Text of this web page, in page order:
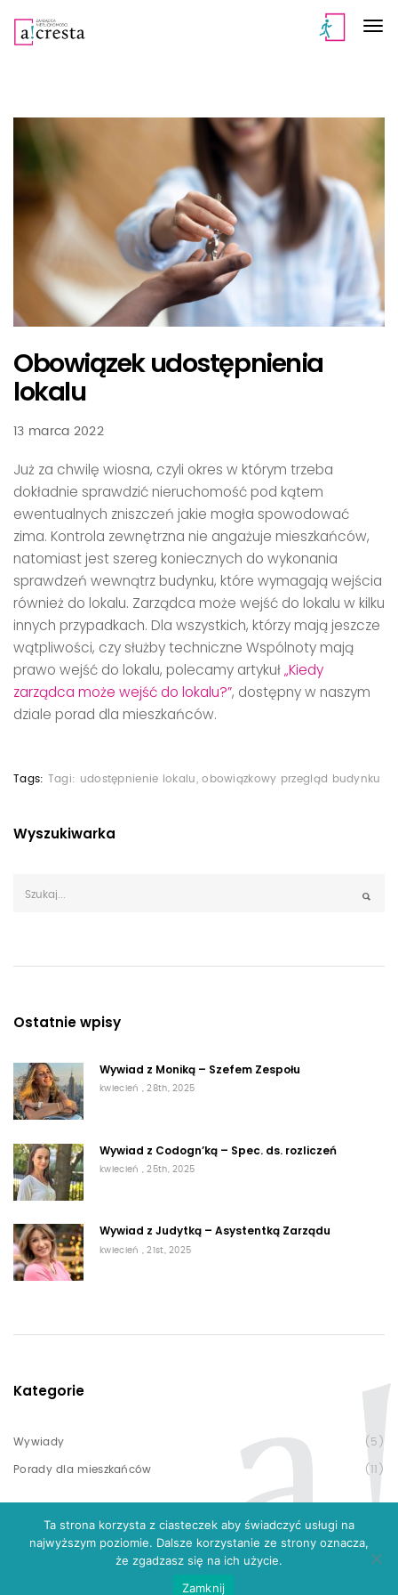
Obowiązek udostępnienia
lokalu
13 marca 2022
Już za chwilę wiosna, czyli okres w którym trzeba
dokładnie sprawdzić nieruchomość pod kątem
ewentualnych zniszczeń jakie mogła spowodować
zima. Kontrola zewnętrzna nie angażuje mieszkańców,
natomiast jest szereg koniecznych do wykonania
sprawdzeń wewnątrz budynku, które wymagają wejścia
również do lokalu. Zarządca może wejść do lokalu w kilku
innych przypadkach. Dla wszystkich, którzy mają jeszcze
wątpliwości, czy służby techniczne Wspólnoty mają
prawo wejść do lokalu, polecamy artykuł„Kiedy
zarządca może wejść do lokalu?”, dostępny w naszym
dziale porad dla mieszkańców.
Tags: Tagi: udostępnienie lokalu ,obowiązkowy przegląd budynku
Wyszukiwarka
Ostatnie wpisy
Wywiad z Moniką – Szefem Zespołu
kwiecień , 28th, 2025
Wywiad z Codogn’ką – Spec. ds. rozliczeń
kwiecień , 25th, 2025
Wywiad z Judytką – Asystentką Zarządu
kwiecień , 21st, 2025
Kategorie
Wywiady (5)
Porady dla mieszkańców (11)
Ta strona korzysta z ciasteczek aby świadczyć usługi na
najwyższym poziomie. Dalsze korzystanie ze strony oznacza,
że zgadzasz się na ich użycie.
Zamknij